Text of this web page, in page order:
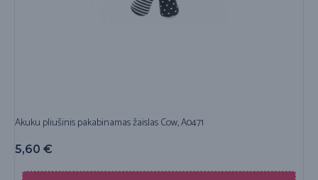
Akuku pliušinis pakabinamas žaislas Cow, A0471
5,60 €